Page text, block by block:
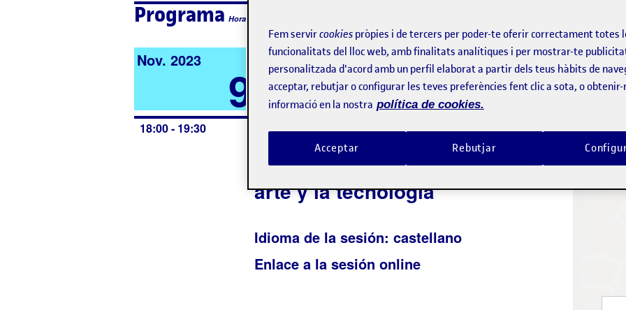
Programa Hora local de l'esdeveniment
Nov. 2023 9
18:00 - 19:30 Sesión 1. Caminos de
encuentro, espacios de
aprendizaje: posibles usos del
arte y la tecnología
Idioma de la sesión: castellano
Enlace a la sesión online
Lloc
Fem servircookies pròpies i de tercers per poder-te oferir correctament totes
funcionalitats del lloc web, amb finalitats analítiques i per mostrar-te
personalitzada d'acord amb un perfil elaborat a partir dels teus hàbits de
acceptar, rebutjar o configurar les teves preferències fent clic a sota, o obtenir-
informació en la nostra política de cookies.
Rebutjar
Acceptar